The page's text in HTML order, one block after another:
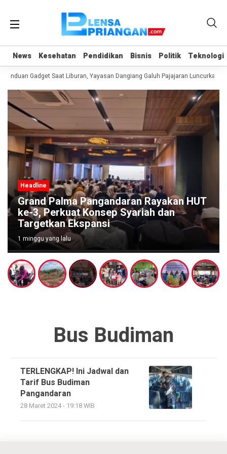
News Kesehatan Pendidikan Bisnis Politik Teknologi
News Kesehatan Pendidikan Bisnis Politik Teknologi
Gadget Saat Liburan, Yayasan Dangiang Galuh Pajajaran Luncurkan
Headline
Grand Palma Pangandaran Rayakan HUT
ke-3, Perkuat Konsep Syariah dan
Targetkan Ekspansi
1 minggu yang lalu
Bus Budiman
TERLENGKAP! Ini Jadwal dan
Tarif Bus Budiman
Pangandaran
28 Maret 2024 - 19:18 WIB